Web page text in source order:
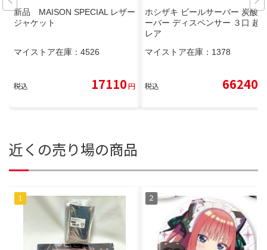
新品 MAISON SPECIAL レザー
ジャケット
マイストア在庫： 4526
税込 17110円
ホシザキ ビールサーバー 炭酸サ
ーバー ディスペンサー ３口 超
レア
マイストア在庫： 1378
税込 66240
近くの売り場の商品